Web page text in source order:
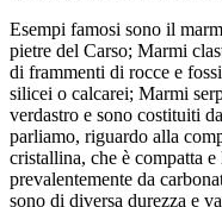
Esempi famosi sono il
pietre del Carso; Marmi
di frammenti di rocce e
silicei o calcarei; Marmi
verdastro e sono costituiti
parliamo, riguardo alla
cristallina, che è compatta
prevalentemente da
sono di diversa durezza e